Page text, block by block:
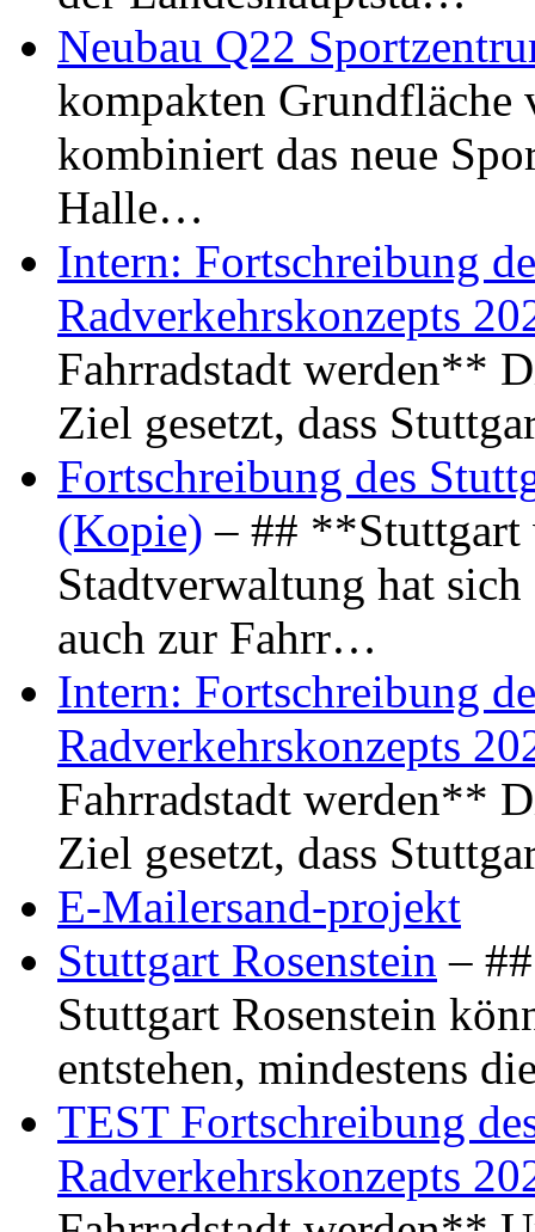
Neubau Q22
kompakten Grundfläche
kombiniert das neue
Halle…
Intern: Fortschreibung
Radverkehrskonzepts
Fahrradstadt werden**
Ziel gesetzt, dass
Fortschreibung des
(Kopie) – ## **Stuttgart
Stadtverwaltung hat
auch zur Fahrr…
Intern: Fortschreibung
Radverkehrskonzepts
Fahrradstadt werden**
Ziel gesetzt, dass
E-Mailersand-projekt
Stuttgart Rosenstein –
Stuttgart Rosenstein
entstehen, mindestens
TEST Fortschreibung
Radverkehrskonzepts